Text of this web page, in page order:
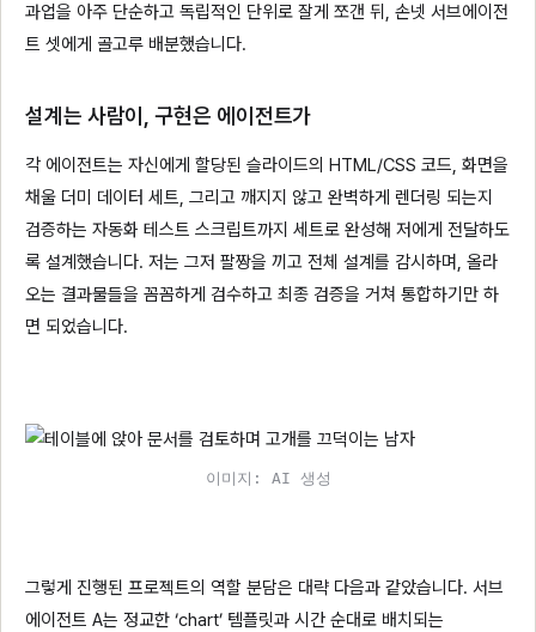
과업을 아주 단순하고 독립적인 단위로 잘게 쪼갠 뒤, 손넷 서브에이전
트 셋에게 골고루 배분했습니다.
설계는 사람이, 구현은 에이전트가
각 에이전트는 자신에게 할당된 슬라이드의 HTML/CSS 코드, 화면을
채울 더미 데이터 세트, 그리고 깨지지 않고 완벽하게 렌더링 되는지
검증하는 자동화 테스트 스크립트까지 세트로 완성해 저에게 전달하도
록 설계했습니다. 저는 그저 팔짱을 끼고 전체 설계를 감시하며, 올라
오는 결과물들을 꼼꼼하게 검수하고 최종 검증을 거쳐 통합하기만 하
면 되었습니다.
이미지: AI 생성
그렇게 진행된 프로젝트의 역할 분담은 대략 다음과 같았습니다. 서브
에이전트 A는 정교한 ‘chart’ 템플릿과 시간 순대로 배치되는